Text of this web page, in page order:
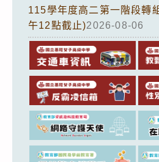
115學年度高二第一階段轉
午12點截止)2026-08-06